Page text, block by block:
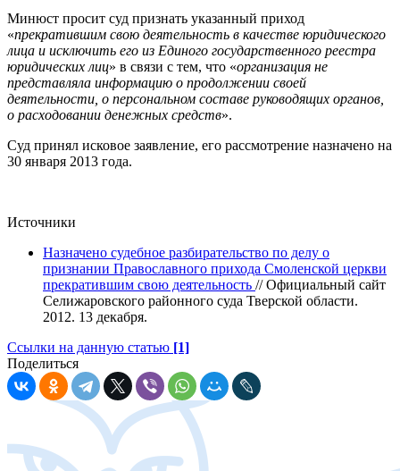
Минюст просит суд признать указанный приход
«прекратившим свою деятельность в качестве юридического
лица и исключить его из Единого государственного реестра
юридических лиц» в связи с тем, что «организация не
представляла информацию о продолжении своей
деятельности, о персональном составе руководящих органов,
о расходовании денежных средств».
Суд принял исковое заявление, его рассмотрение назначено на
30 января 2013 года.
Источники
Назначено судебное разбирательство по делу о
признании Православного прихода Смоленской церкви
прекратившим свою деятельность // Официальный сайт
Селижаровского районного суда Тверской области.
2012. 13 декабря.
Ссылки на данную статью [1]
Поделиться